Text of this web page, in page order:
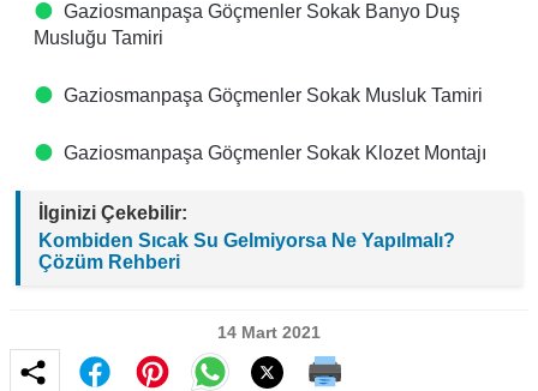
Gaziosmanpaşa Göçmenler Sokak Banyo Duş
Musluğu Tamiri
Gaziosmanpaşa Göçmenler Sokak Musluk Tamiri
Gaziosmanpaşa Göçmenler Sokak Klozet Montajı
İlginizi Çekebilir:
Kombiden Sıcak Su Gelmiyorsa Ne Yapılmalı?
Çözüm Rehberi
14 Mart 2021